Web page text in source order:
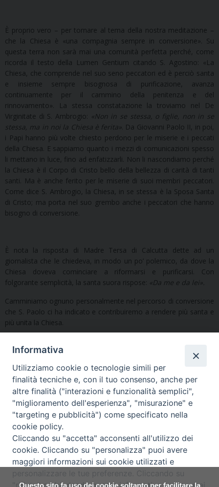
Questo sito fa uso dei cookie soltanto per facilitare la
È proprio vero – per tornare al tema della nostra meditazione –
che la Chiesa è «una compagnia sempre in conversione». Su
questa terra non sarà mai una comunità perfetta perché, come
ricorda il testo della Lumen Gentium citando S. Agostino: «La
Chiesa, che comprende nel suo seno peccatori ed è perciò santa
e insieme sempre bisognosa di purificazione, avanza
continuamente per il cammino della penitenza e del
rinnovamento». La stessa constatazione la troviamo nel De
Virginitate di S. Ambrogio:
«Non in se stessa, o figlie, non in se
stessa, ma in noi la Chiesa è ferita» . Da Giovanni Paolo II, in poi,
i Papi hanno più volte chiesto perdono per le miserie e i peccati
della Chiesa. E sappiamo quanto i mezzi di comunicazioni spesso
li mettano in luce, fino ad enfatizzarli. Non li nascondiamo perché
la Chiesa è il Corpo di Cristo bello della bellezza di carità di tanti
santi. Ma è anche ferito per le miserie di suoi membri peccatori.
Come dice S. Ambrogio, la Chiesa, in se stessa è la Sposa Santa
di Cristo; ma porta nel suo grembo anche i peccatori che hanno
bisogno di conversione.
È nota la risposta di Madre Tersa di Calcutta dette ad un
giornalista che le chiedeva, in modo un po’ polemico, da dove la
Chiesa doveva cominciare a riformarsi e purificarsi. Con
folgorante semplicità, la santa suora rispose: «Da me e da lei».
Camminiamo ognuno personalmente nel percorso di conversione
che S. Paolo ci ha indicato e contribuiremo a rendere più santa e
più unita la Chiesa.
Catechesi in occasione
della Veglia quaresimale dei
giovani (3 marzo 2017)
Catechesi in occasione del
terzo dei «Quaresimali
d’arte» (19 marzo 2017)
Copyright © Arcidiocesi di Udine
Informativa
Utilizziamo cookie o tecnologie simili per
finalità tecniche e, con il tuo consenso, anche per
altre finalità ("interazioni e funzionalità semplici",
"miglioramento dell'esperienza", "misurazione" e
"targeting e pubblicità") come specificato nella
cookie policy.
Cliccando su "accetta" acconsenti all'utilizzo dei
cookie. Cliccando su "personalizza" puoi avere
maggiori informazioni sui cookie utilizzati e